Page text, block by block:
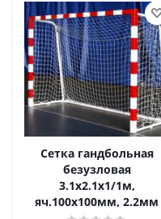
Сетка гандбольная
безузловая
3.1х2.1х1/1м,
яч.100х100мм, 2.2мм